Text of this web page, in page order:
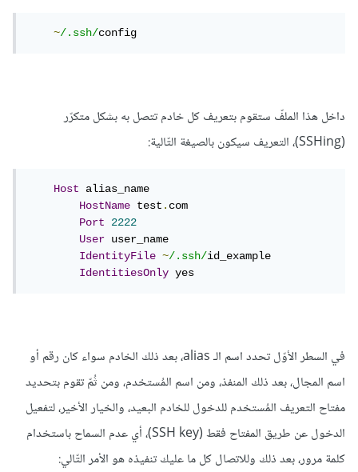
~/.ssh/config
داخل هذا الملفّ ستقوم بتعريف كل خادم تتصل به بشكل متكرّر
Host
alias_name
HostName test.com
Port
2222
User user_name
IdentityFile
~/.ssh/id_example
IdentitiesOnly yes
في السطر الأوّل تحدد اسم الـ alias، بعد ذلك الخادم سواء كان رقم أو
اسم المجال، بعد ذلك المنفذ، ومن اسم المُستخدم، ومن ثُمّ تقوم بتحديد
مفتاح التعريف المُستخدم للدخول للخادم البعيد، والخيار الأخير، لتفعيل
الدخول عن طريق المفتاح فقط (SSH key)، أي عدم السماح باستخدام
كلمة مرور، بعد ذلك وللاتصال كل ما عليك تنفيذه هو الأمر التّالي: